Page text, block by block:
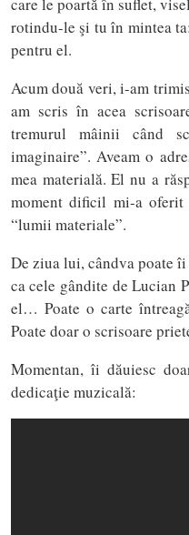
care le poartă în suflet,
rotindu-le şi tu în mintea
pentru el.
Acum două veri, i-am
am scris în acea
tremurul mâinii când
imaginaire”. Aveam o
mea materială. El nu a
moment dificil mi-a
“lumii materiale”.
De ziua lui, cândva poate
ca cele gândite de Lucian
el… Poate o carte
Poate doar o scrisoare
Momentan, îi dăuiesc
dedicaţie muzicală: